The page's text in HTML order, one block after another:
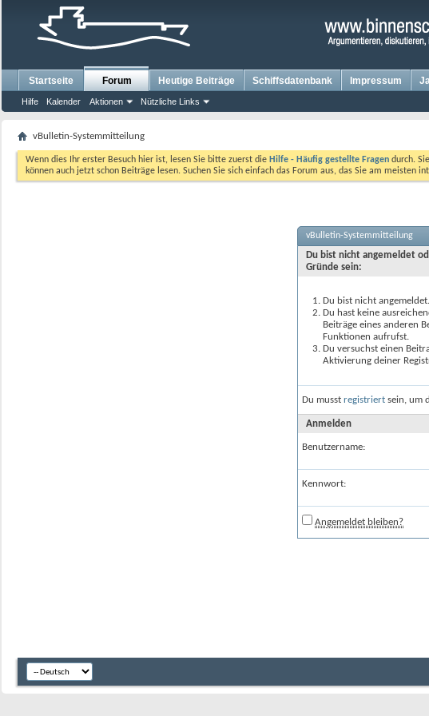
Startseite Forum
Hilfe Kalender Aktionen Nützliche Links
Heutige Beiträge Schiffsdatenbank Impressum
vBulletin-Systemmitteilung
Wenn dies Ihr erster Besuch hier ist, lesen Sie bitte zuerst die Hilfe - Häufig gestellte Fragen durch.
können auch jetzt schon Beiträge lesen. Suchen Sie sich einfach das Forum aus, das Sie am meisten
vBulletin-Systemmitteilung
Du bist nicht angemeldet
Gründe sein:
Du bist nicht
Du hast keine
Beiträge eines anderen
Funktionen aufrufst.
Du versuchst einen
Aktivierung deiner
Du musst registriert sein, um
Anmelden
Benutzername:
Kennwort:
Angemeldet bleiben?